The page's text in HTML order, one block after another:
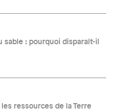
sable : pourquoi disparaît-il
ressources de la Terre